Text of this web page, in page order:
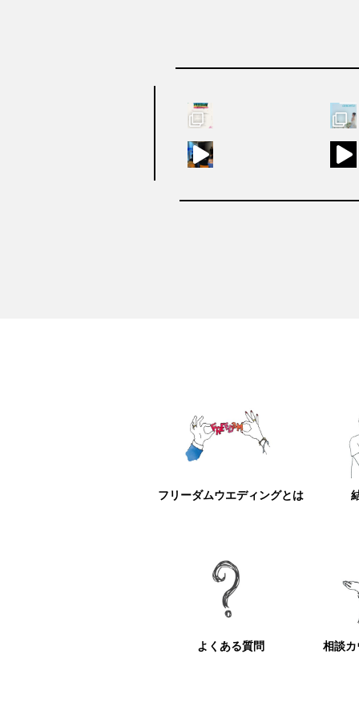
フリーダムウエディングとは
よくある質問 相談